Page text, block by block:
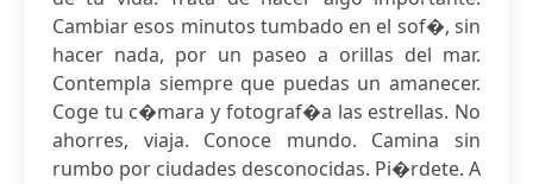
Cambiar esos minutos tumbado en el sof�, sin
hacer nada, por un paseo a orillas del mar.
Contempla siempre que puedas un amanecer.
Coge tu c�mara y fotograf�a las estrellas. No
ahorres, viaja. Conoce mundo. Camina sin
rumbo por ciudades desconocidas. Pi�rdete. A